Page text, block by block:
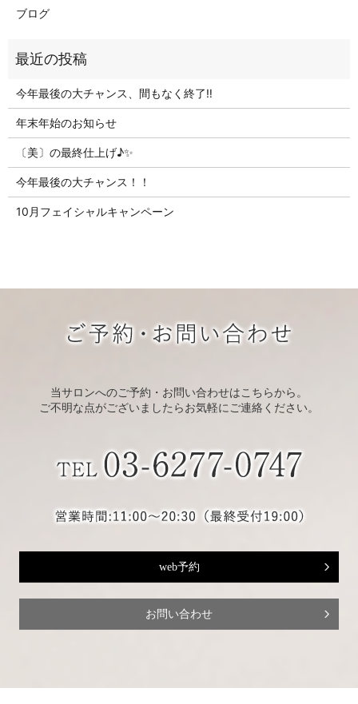
ブログ
今年最後の大チャンス、間もなく終了‼
年末年始のお知らせ
〔美〕の最終仕上げ♪✨
今年最後の大チャンス！！
10月フェイシャルキャンペーン
当サロンへのご予約・お問い合わせはこちらから。
ご不明な点がございましたらお気軽にご連絡ください。
web予約
お問い合わせ